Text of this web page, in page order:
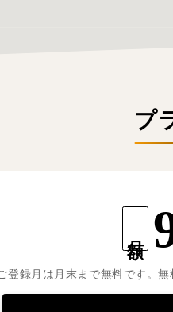
プ
登録月は月末まで無料です。無